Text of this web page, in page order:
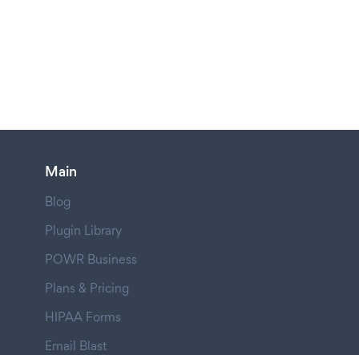
Main
Blog
Plugin Library
POWR Business
Plans & Pricing
HIPAA Forms
Email Blast